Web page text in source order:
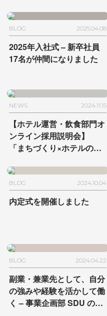
BLOG 2025.04.08
2025年入社式– 新卒社員
17名が仲間になりました
NEWS 2024.11.15
【ホテル運営・飲食部門オ
ンライン採用説明会】
「まちづくり×ホテルのオ
別邸 代田編〜」を11/18に
開催
BLOG 2024.10.04
内定式を開催しました
BLOG 2024.04.22
副業・兼業先として、 自分
の強みや経験を活かして働
く– 事業企画部 SDU の場